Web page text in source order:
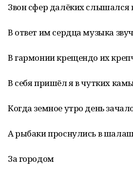
Звон сфер далёких слышался
В ответ им сердца музыка
В гармонии крещендо их
В себя пришёл я в чутких
Когда земное утро день
А рыбаки проснулись в
За городом